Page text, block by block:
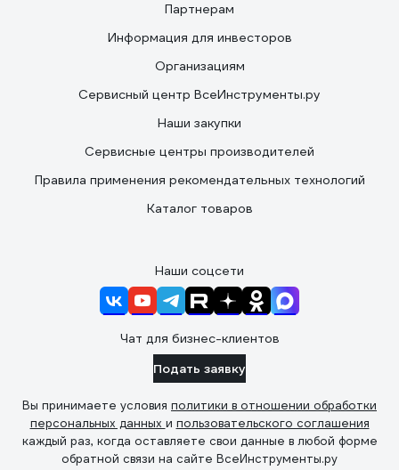
Партнерам
Информация для инвесторов
Организациям
Сервисный центр ВсеИнструменты.ру
Наши закупки
Сервисные центры производителей
Правила применения рекомендательных технологий
Каталог товаров
Наши соцсети
Чат для бизнес-клиентов
Подать заявку
Вы принимаете условия политики в отношении обработки
персональных данных и пользовательского соглашения
каждый раз, когда оставляете свои данные в любой форме
обратной связи на сайте ВсеИнструменты.ру